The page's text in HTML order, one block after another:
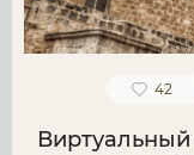
42